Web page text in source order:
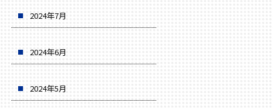
2024年7月
2024年6月
2024年5月